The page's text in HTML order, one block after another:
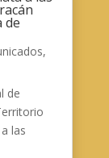
de
,
de
las